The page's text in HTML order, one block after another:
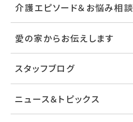
介護エピソード＆お悩み相談
愛の家からお伝えします
スタッフブログ
ニュース＆トピックス